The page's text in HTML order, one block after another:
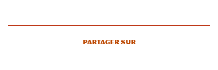
Partager sur